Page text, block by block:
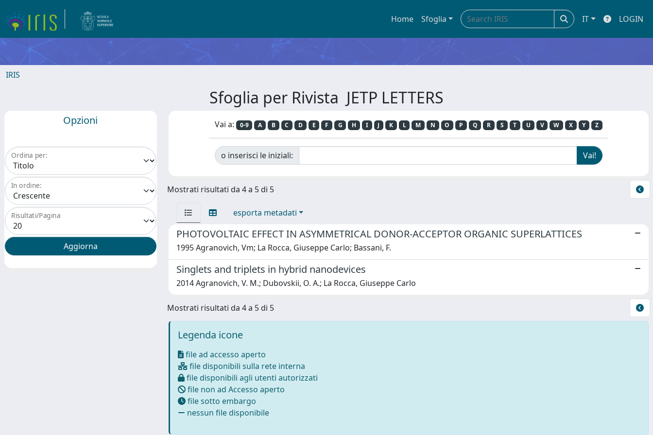
Home Sfoglia IT LOGIN
IRIS
Sfoglia per Rivista JETP LETTERS
Opzioni
Ordina per:
In ordine:
Risultati/Pagina
Vai a: 0-9 A B C D E F G H I J K L M N O P Q R S T U V W X Y Z
o inserisci le iniziali:
Mostrati risultati da 4 a 5 di 5
esporta metadati
PHOTOVOLTAIC EFFECT IN ASYMMETRICAL DONOR-ACCEPTOR ORGANIC SUPERLATTICES
1995 Agranovich, Vm; La Rocca, Giuseppe Carlo; Bassani, F.
Singlets and triplets in hybrid nanodevices
2014 Agranovich, V. M.; Dubovskii, O. A.; La Rocca, Giuseppe Carlo
Mostrati risultati da 4 a 5 di 5
Legenda icone
file ad accesso aperto
file disponibili sulla rete interna
file disponibili agli utenti autorizzati
file non ad Accesso aperto
file sotto embargo
nessun file disponibile